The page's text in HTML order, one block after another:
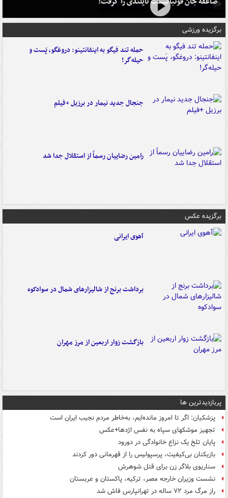
برگزیده ورزشی
حمله تند فیگو به اینفانتینو: دروغگو، پَست‌ و
حیله‌گر!
جنجال جدید نیمار در برزیل +فیلم
رامین رضاییان رسماً از استقلال جدا شد
برگزیده عکس
آهوی ایرانی
برداشت برنج از شالیزارهای شمال در سوادکوه
بازگشت زوار اربعین از مرز مهران
پربازدیدترین ها
پزشکیان: اگر تا امروز مانده‌ایم، به‌خاطر مردم نجیب ایران است
تجهیز موشکهای سپاه به نفس اژدها+عکس
پایان تلخ یک نزاع خانوادگی در دورود
بازیکنان بی‌کیفیت، پرسپولیس را از قهرمانی دور کردند
سناریوی بلاگر زن برای قتل شوهرش
نشست وزیران خارجه مصر، ترکیه، پاکستان و عربستان
راز مرگ مرد ۷۲ ساله در تهرانپارس فاش شد